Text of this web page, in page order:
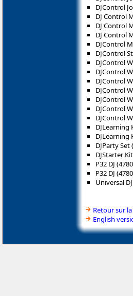
DJControl
DJ Control
DJ Control
DJ Control
DJControl
DJControl
DJControl
DJControl
DJControl
DJControl
DJControl
DJControl
DJControl
DJLearning
DJLearning
DJParty Set
DJStarter
P32 DJ
P32 DJ
Universal
Retour sur
English